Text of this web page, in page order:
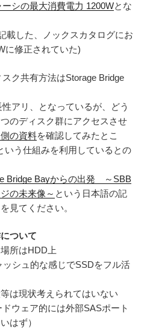
ーシの最大消費電力 1200Wとな
載した、ノックスカタログにお
に修正されていた)
スク共有方法はStorage Bridge
アリ、となっているが、どう
のディスク群にアクセスさせ
の資料を確認してみたとこ
いう仕組みを利用しているとの
Bridge Bayからの出発 ～SBB
の未来像～ という日本語の記
見てください。
ついて
所はHDD上
ッシュ的な感じでSSDをフル活
は現状考えられてはいない
ウェア的には外部SASポート
はず）